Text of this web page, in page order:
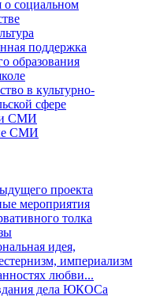
о социальном
поддержка
образования
в культурно-
сфере
и СМИ
СМИ
проекта
мероприятия
толка
идея,
империализм
любви...
дела ЮКОСа